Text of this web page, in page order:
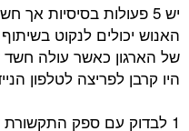
יש 5 פעולות בסיסיות
של הארגון כאשר עולה חשד
היו קרבן לפריצה לטלפון
1 לבדוק עם ספק התקשורת של החברה: